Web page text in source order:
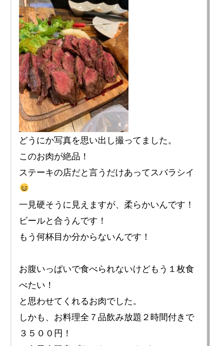
どうにか写真を思い出し撮ってました。
このお肉が絶品！
ステーキの店だと言うだけあってスバラシイ
一見硬そうに見えますが、柔らかいんです！
ビールと合うんです！
もう何杯目か分からないんです！
お腹いっぱいで食べられないけどもう１枚食
べたい！
と思わせてくれるお肉でした。
しかも、お料理全７品飲み放題２時間付きで
３５００円！